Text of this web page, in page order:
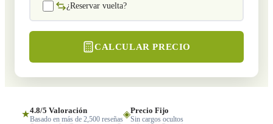
¿Reservar vuelta?
CALCULAR PRECIO
★4.8/5 Valoración
Basado en más de 2,500 reseñas◈Precio Fijo
Sin cargos ocultos